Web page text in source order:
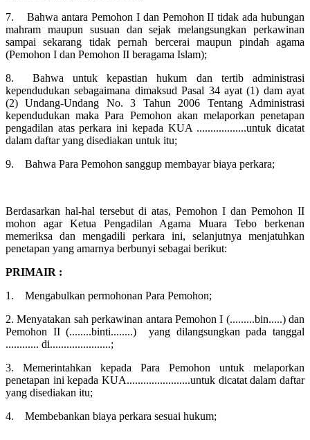
7. Bahwa antara Pemohon I dan Pemohon II tidak ada hubungan
mahram maupun susuan dan sejak melangsungkan perkawinan
sampai sekarang tidak pernah bercerai maupun pindah agama
(Pemohon I dan Pemohon II beragama Islam);
8. Bahwa untuk kepastian hukum dan tertib administrasi
kependudukan sebagaimana dimaksud Pasal 34 ayat (1) dam ayat
(2) Undang-Undang No. 3 Tahun 2006 Tentang Administrasi
kependudukan maka Para Pemohon akan melaporkan penetapan
pengadilan atas perkara ini kepada KUA ..................untuk dicatat
dalam daftar yang disediakan untuk itu;
9. Bahwa Para Pemohon sanggup membayar biaya perkara;
Berdasarkan hal-hal tersebut di atas, Pemohon I dan Pemohon II
mohon agar Ketua Pengadilan Agama Muara Tebo berkenan
memeriksa dan mengadili perkara ini, selanjutnya menjatuhkan
penetapan yang amarnya berbunyi sebagai berikut:
PRIMAIR :
1. Mengabulkan permohonan Para Pemohon;
2. Menyatakan sah perkawinan antara Pemohon I (.........bin.....) dan
Pemohon II (........binti........) yang dilangsungkan pada tanggal
............ di......................;
3. Memerintahkan kepada Para Pemohon untuk melaporkan
penetapan ini kepada KUA.......................untuk dicatat dalam daftar
yang disediakan itu;
4. Membebankan biaya perkara sesuai hukum;